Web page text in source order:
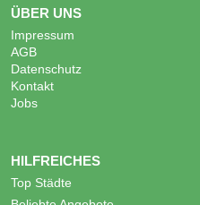
ÜBER UNS
Impressum
AGB
Datenschutz
Kontakt
Jobs
HILFREICHES
Top Städte